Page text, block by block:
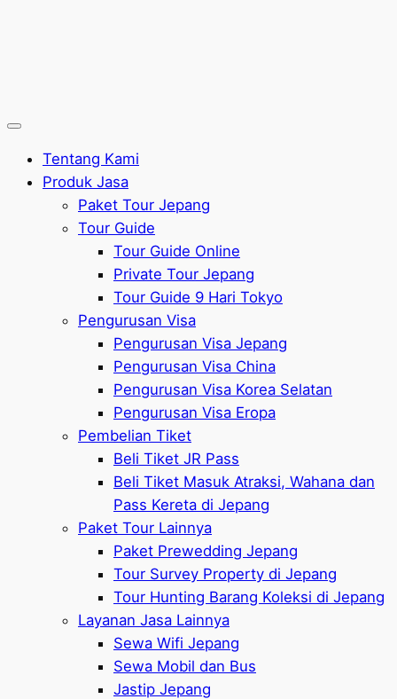
Tentang Kami
Produk Jasa
Paket Tour Jepang
Tour Guide
Tour Guide Online
Private Tour Jepang
Tour Guide 9 Hari Tokyo
Pengurusan Visa
Pengurusan Visa Jepang
Pengurusan Visa China
Pengurusan Visa Korea Selatan
Pengurusan Visa Eropa
Pembelian Tiket
Beli Tiket JR Pass
Beli Tiket Masuk Atraksi, Wahana dan
Pass Kereta di Jepang
Paket Tour Lainnya
Paket Prewedding Jepang
Tour Survey Property di Jepang
Tour Hunting Barang Koleksi di Jepang
Layanan Jasa Lainnya
Sewa Wifi Jepang
Sewa Mobil dan Bus
Jastip Jepang